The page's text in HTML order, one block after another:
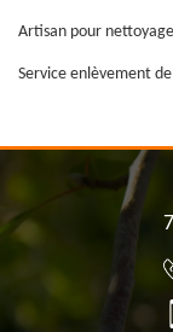
Artisan pour
Service enlèvement